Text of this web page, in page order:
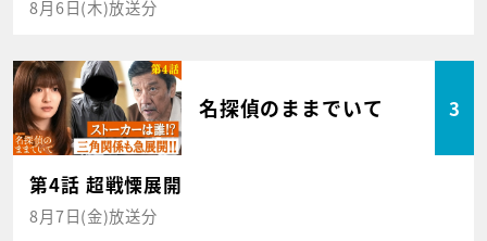
8月6日(木)放送分
名探偵のままでいて 3
第4話 超戦慄展開
8月7日(金)放送分